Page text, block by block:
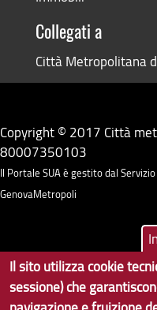
Collegati a
Città Metropolitana
Copyright © 2017 Città
80007350103
Il Portale SUA è gestito dal
GenovaMetropoli
Il sito utilizza cookie
sessione) che